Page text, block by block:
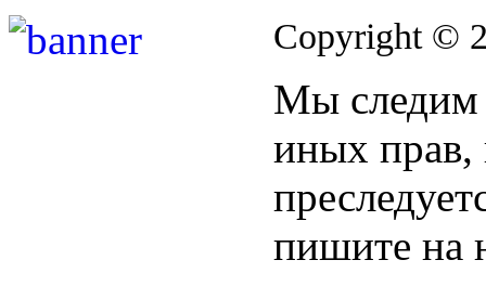
Copyright ©
Мы следим
иных прав,
пишите на